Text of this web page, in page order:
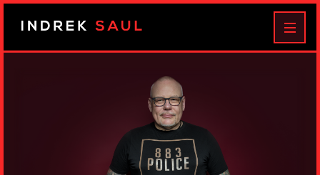
Indrek